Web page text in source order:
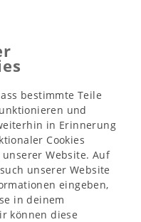
bestimmte Teile
und
in Erinnerung
Cookies
Website. Auf
unserer Website
eingeben,
in deinem
können diese